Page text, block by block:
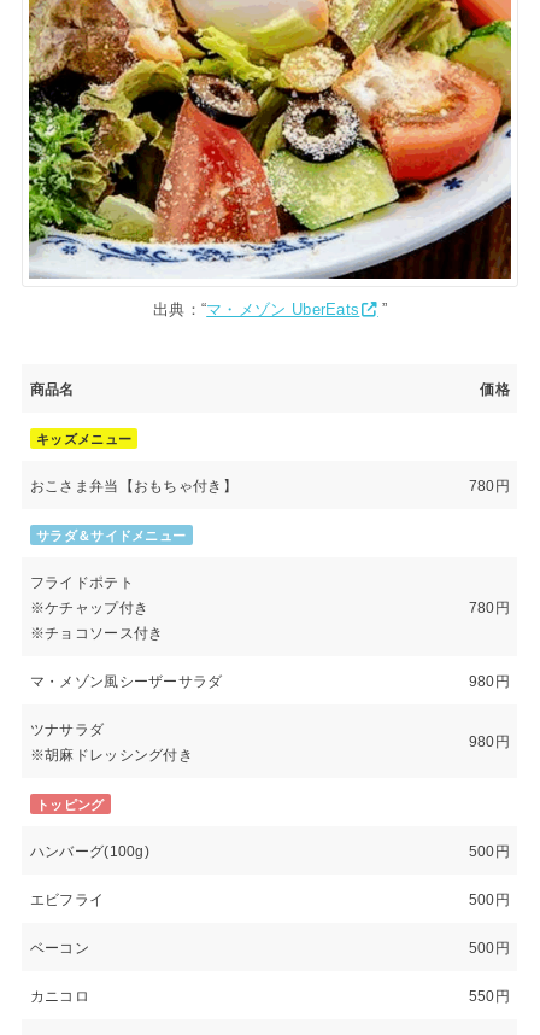
出典：“マ・メゾン UberEats ”
商品名 価格
キッズメニュー
おこさま弁当【おもちゃ付き】 780円
サラダ＆サイドメニュー
フライドポテト
※ケチャップ付き
※チョコソース付き
780円
マ・メゾン風シーザーサラダ 980円
ツナサラダ
※胡麻ドレッシング付き
980円
トッピング
ハンバーグ(100g) 500円
エビフライ 500円
ベーコン 500円
カニコロ 550円